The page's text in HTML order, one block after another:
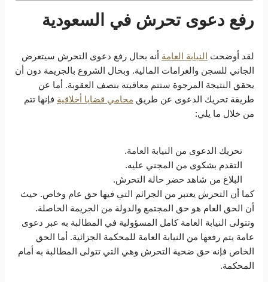
رفع دعوى تحرش في السعودية
لقد أوضحت النيابة العامة أنه بحال رفع دعوى التحرش سيتعرض
الجاني للسجن والغرامات المالية. وبحال الشروع بالجريمة دون أن
يحقق النتيجة المرجوة ستتم معاقبته بنصف العقوبة. أما عن
طريقة تحريك الدعوى عن طريق محامي قضايا أخلاقية فإنها تتم
من خلال ما يلي:
تحريك الدعوى من النيابة العامة.
التقدم بشكوى من المجني عليه.
البلاغ من شاهد حضر حالة التحرش.
كما أن التحرش يعتبر من الجرائم التي فيها حق عام وخاص. حيث
أن الحق العام هو حق المجتمع والدولة من الجريمة الحاصلة.
وتتولى النيابة العامة كامل المسؤولية في المطالبة به عبر دعوى
عامة يتم رفعها من النيابة العامة للمحكمة الجزائية. أما الحق
الخاص فإنه حق ضحية التحرش وهي التي تتولى المطالبة به أمام
المحكمة.